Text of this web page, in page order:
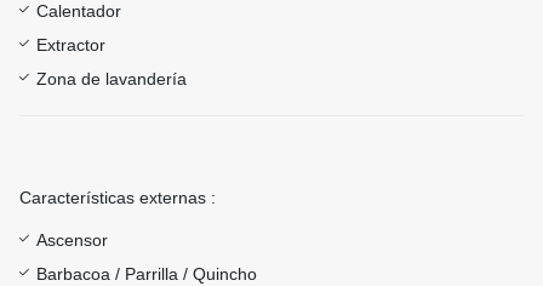
Calentador
Extractor
Zona de lavandería
Características externas :
Ascensor
Barbacoa / Parrilla / Quincho